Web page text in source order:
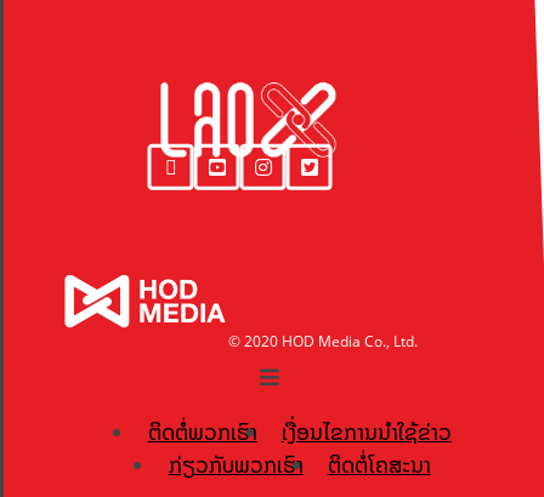
© 2020 HOD Media Co., Ltd.
ຕິດຕໍ່ພວກເຮົາ
ເງື່ອນໄຂການນຳໃຊ້ຂ່າວ
ກ່ຽວກັບພວກເຮົາ
ຕິດຕໍ່ໂຄສະນາ